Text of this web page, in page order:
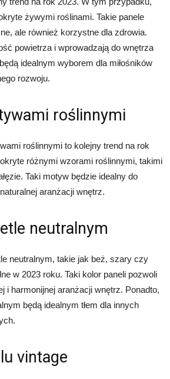
żywymi roślinami. Takie panele
ale również korzystne dla zdrowia.
powietrza i wprowadzają do wnętrza
idealnym wyborem dla miłośników
rozwoju.
roślinnymi
roślinnymi to kolejny trend na rok
różnymi wzorami roślinnymi, takimi
Taki motyw będzie idealny do
aranżacji wnętrz.
neutralnym
neutralnym, takie jak beż, szary czy
w 2023 roku. Taki kolor paneli pozwoli
i harmonijnej aranżacji wnętrz. Ponadto,
będą idealnym tłem dla innych
vintage